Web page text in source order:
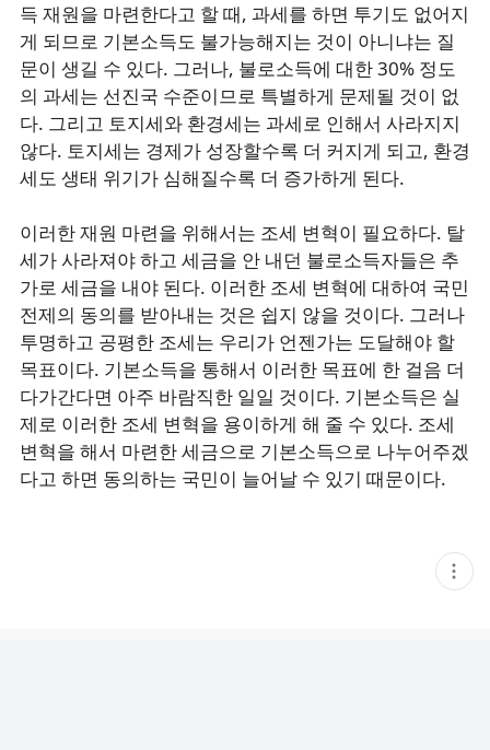
득 재원을 마련한다고 할 때, 과세를 하면 투기도 없어지
게 되므로 기본소득도 불가능해지는 것이 아니냐는 질
문이 생길 수 있다. 그러나, 불로소득에 대한 30% 정도
의 과세는 선진국 수준이므로 특별하게 문제될 것이 없
다. 그리고 토지세와 환경세는 과세로 인해서 사라지지
않다. 토지세는 경제가 성장할수록 더 커지게 되고, 환경
세도 생태 위기가 심해질수록 더 증가하게 된다.
이러한 재원 마련을 위해서는 조세 변혁이 필요하다. 탈
세가 사라져야 하고 세금을 안 내던 불로소득자들은 추
가로 세금을 내야 된다. 이러한 조세 변혁에 대하여 국민
전제의 동의를 받아내는 것은 쉽지 않을 것이다. 그러나
투명하고 공평한 조세는 우리가 언젠가는 도달해야 할
목표이다. 기본소득을 통해서 이러한 목표에 한 걸음 더
다가간다면 아주 바람직한 일일 것이다. 기본소득은 실
제로 이러한 조세 변혁을 용이하게 해 줄 수 있다. 조세
변혁을 해서 마련한 세금으로 기본소득으로 나누어주겠
다고 하면 동의하는 국민이 늘어날 수 있기 때문이다.
현
재